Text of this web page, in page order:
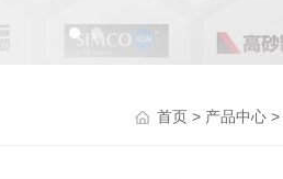
首页> 产品中心>